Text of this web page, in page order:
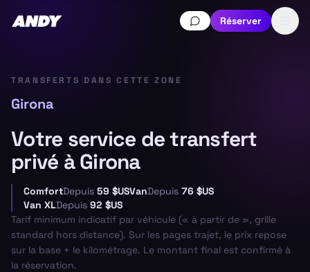
Réserver
TRANSFERTS DANS CETTE ZONE
Girona
Votre service de transfert
privé à Girona
ComfortDepuis 59 $USVanDepuis 76 $US
Van XLDepuis 92 $US
Tarif minimum indicatif par véhicule (« à partir de », grille
standard hors distance). Sur les pages trajet, le prix repose
sur la base + le kilométrage. Le montant final est confirmé à
la réservation.